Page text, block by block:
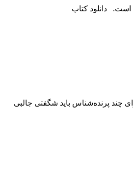
دانلود کتاب
چند پرنده‌شناس باید شگفتى جالبى